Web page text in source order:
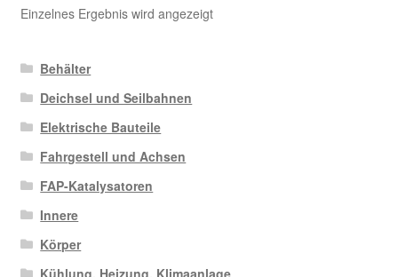
Einzelnes Ergebnis wird angezeigt
Behälter
Deichsel und Seilbahnen
Elektrische Bauteile
Fahrgestell und Achsen
FAP-Katalysatoren
Innere
Körper
Kühlung, Heizung, Klimaanlage